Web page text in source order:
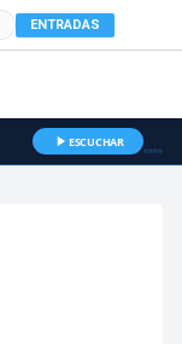
ENTRADAS
ESCUCHAR